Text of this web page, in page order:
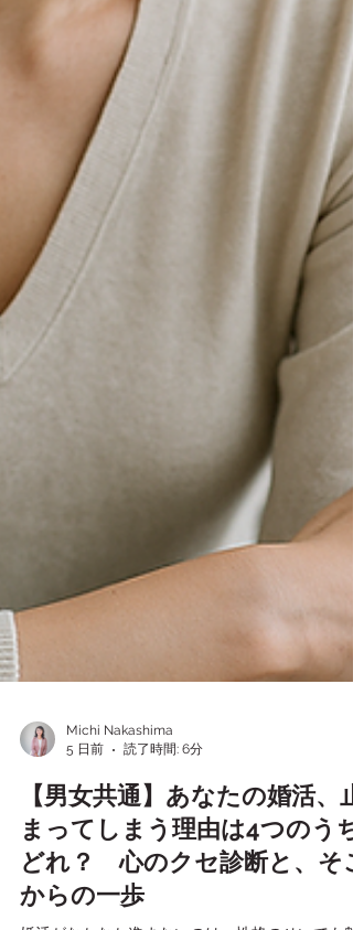
Michi Nakashima
読了時間: 6分
【男女共通】あなたの婚活、止